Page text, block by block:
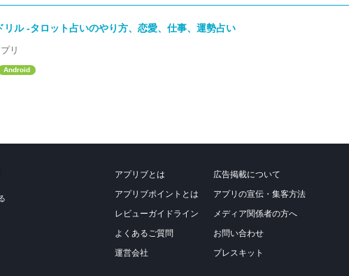
リル -タロット占いのやり方、恋愛、仕事、運勢占い
リ
Android
アプリブとは
アプリブポイントとは
レビューガイドライン
よくあるご質問
運営会社
広告掲載について
アプリの宣伝・集客方法
メディア関係者の方へ
お問い合わせ
プレスキット